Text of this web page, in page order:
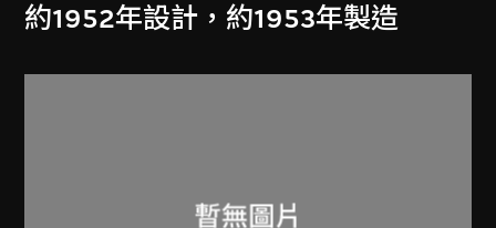
約1952年設計，約1953年製造